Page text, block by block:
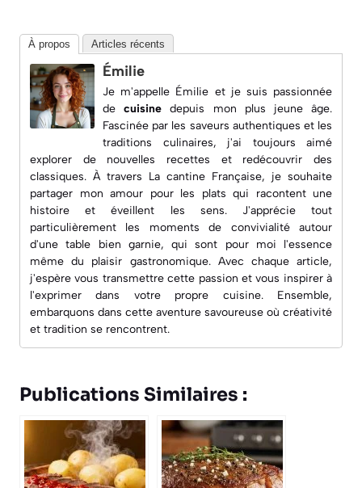
À propos Articles récents
Émilie
Je m'appelle Émilie et je suis passionnée
decuisine depuis mon plus jeune âge.
Fascinée par les saveurs authentiques et les
traditions culinaires, j'ai toujours aimé
explorer de nouvelles recettes et redécouvrir des
classiques. À travers La cantine Française, je souhaite
partager mon amour pour les plats qui racontent une
histoire et éveillent les sens. J'apprécie tout
particulièrement les moments de convivialité autour
d'une table bien garnie, qui sont pour moi l'essence
même du plaisir gastronomique. Avec chaque article,
j'espère vous transmettre cette passion et vous inspirer à
l'exprimer dans votre propre cuisine. Ensemble,
embarquons dans cette aventure savoureuse où créativité
et tradition se rencontrent.
Publications Similaires :